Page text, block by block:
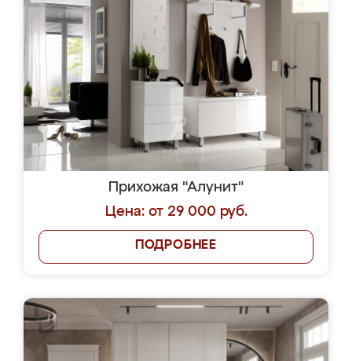
Прихожая "Алунит"
Цена: от 29 000 руб.
ПОДРОБНЕЕ